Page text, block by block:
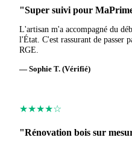
"Super suivi pour
L'artisan m'a accompagné du
l'État. C'est rassurant de passer
RGE.
— Sophie T. (Vérifié)
★★★★☆
"Rénovation bois sur